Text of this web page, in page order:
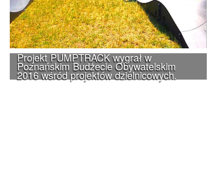
Projekt PUMPTRACK wygrał w
Poznańskim Budżecie Obywatelskim
2016 wśród projektów dzielnicowych.